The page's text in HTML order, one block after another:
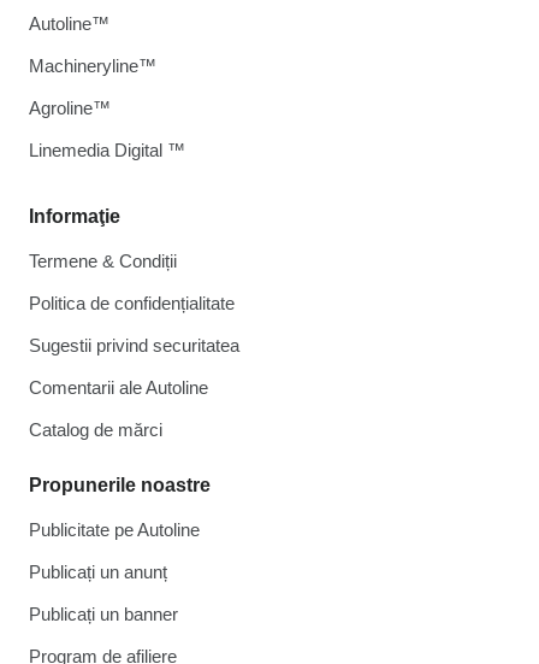
Informaţie
Termene & Condiții
Politica de confidențialitate
Sugestii privind securitatea
Comentarii ale Autoline
Catalog de mărcі
Propunerile noastre
Publicitate pe Autoline
Publicați un anunț
Publicați un banner
Program de afiliere
Autoline™
Machineryline™
Agroline™
Linemedia Digital ™